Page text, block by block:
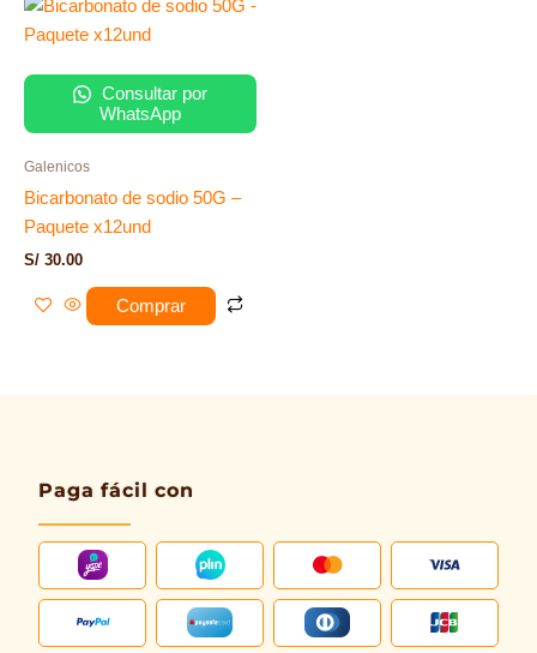
Consultar por
WhatsApp
Galenicos
Bicarbonato de sodio 50G –
Paquete x12und
S/ 30.00
Comprar
Paga fácil con